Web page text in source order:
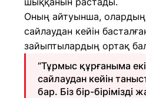
Оның айтуынша,
сайлаудан кейін
зайыптылардың ортақ
“Тұрмыс құрғаныма
сайлаудан кейін
бар. Біз бір-бірімізді